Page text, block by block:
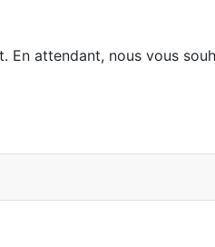
attendant, nous vous